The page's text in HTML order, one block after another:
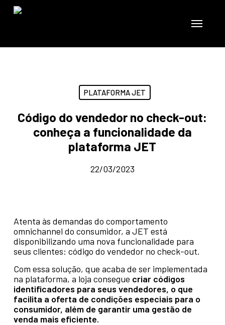
Skip
Menu
PLATAFORMA JET
Código do vendedor no check-out:
conheça a funcionalidade da
plataforma JET
22/03/2023
Atenta às demandas do comportamento
omnichannel do consumidor, a JET está
disponibilizando uma nova funcionalidade para
seus clientes: código do vendedor no check-out.
Com essa solução, que acaba de ser implementada
na plataforma, a loja consegue criar códigos
identificadores para seus vendedores, o que
facilita a oferta de condições especiais para o
consumidor, além de garantir uma gestão de
venda mais eficiente.